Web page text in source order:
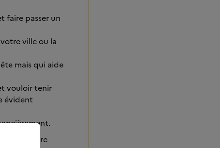
faire passer un
ville ou la
mais qui aide
vouloir tenir
évident
j'espère